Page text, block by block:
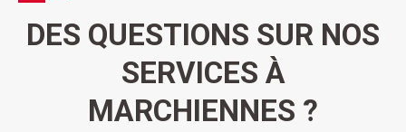
DES QUESTIONS SUR NOS
SERVICES À
MARCHIENNES ?